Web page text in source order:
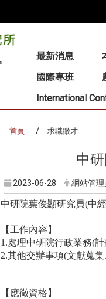
最新消息
國際專班
International
首頁 求職徵才
中
2023-06-28 網站管理
中研院葉俊顯研究員(中
【工作內容】
1.處理中研院行政業務(
2.其他交辦事項(文獻蒐
【應徵資格】